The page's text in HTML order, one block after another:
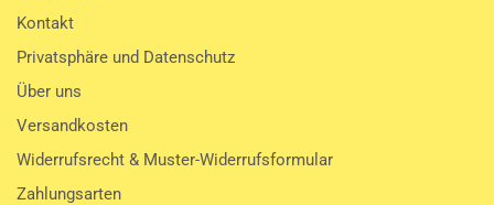
Kontakt
Privatsphäre und Datenschutz
Über uns
Versandkosten
Widerrufsrecht & Muster-Widerrufsformular
Zahlungsarten